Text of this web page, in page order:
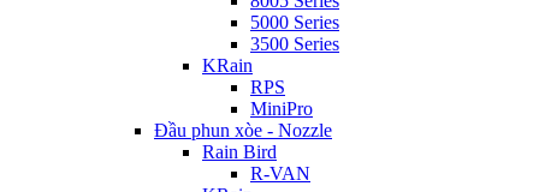
5000 Series
3500 Series
KRain
RPS
MiniPro
Đầu phun xòe - Nozzle
Rain Bird
R-VAN